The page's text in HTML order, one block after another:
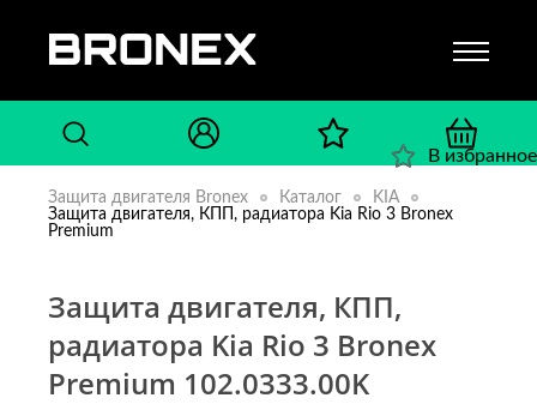
Защита двигателя Bronex Каталог
KIA
Защита двигателя, КПП, радиатора Kia Rio 3 Bronex
Premium
Защита двигателя, КПП,
радиатора Kia Rio 3 Bronex
Premium 102.0333.00K
В избранное